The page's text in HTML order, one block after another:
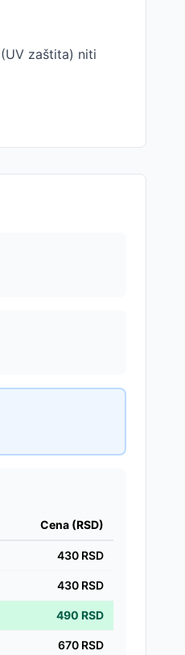
zaštita) niti
Cena (RSD)
430 RSD
430 RSD
490 RSD
670 RSD